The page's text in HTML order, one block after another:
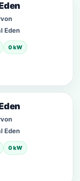
Eden
0 kW
Eden
0 kW